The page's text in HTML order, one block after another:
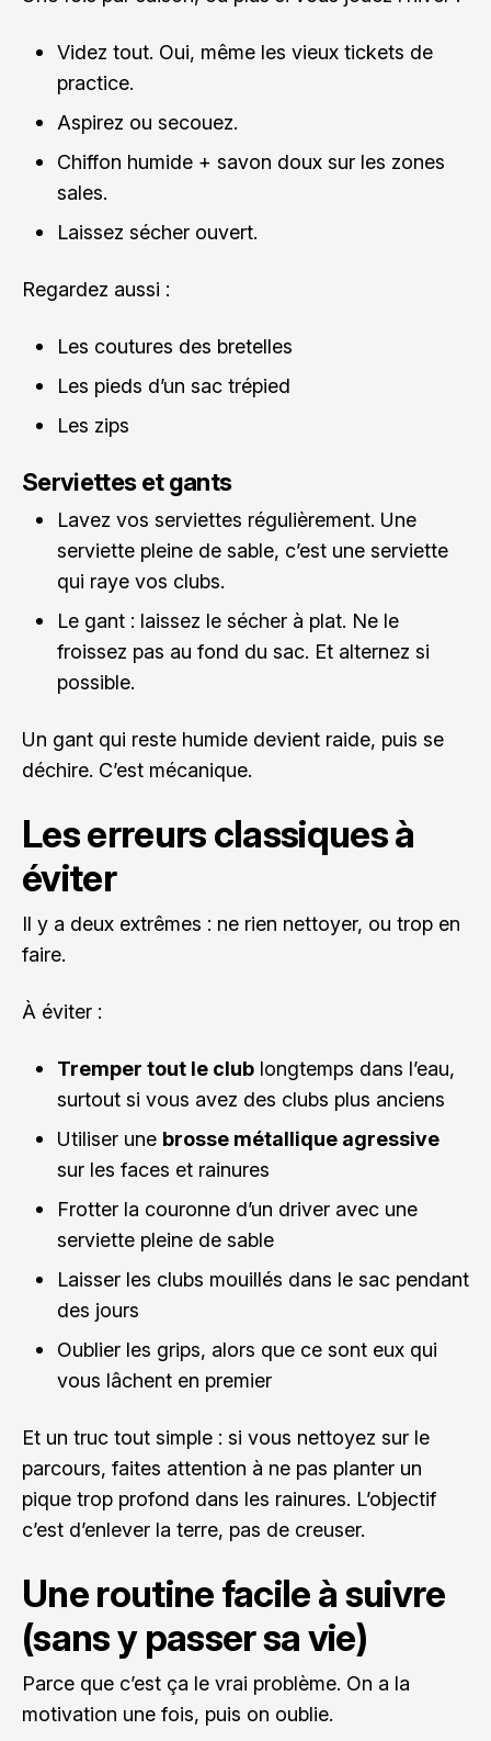
Videz tout. Oui, même les vieux tickets de
practice.
Aspirez ou secouez.
Chiffon humide + savon doux sur les zones
sales.
Laissez sécher ouvert.
Regardez aussi :
Les coutures des bretelles
Les pieds d’un sac trépied
Les zips
Serviettes et gants
Lavez vos serviettes régulièrement. Une
serviette pleine de sable, c’est une serviette
qui raye vos clubs.
Le gant : laissez le sécher à plat. Ne le
froissez pas au fond du sac. Et alternez si
possible.
Un gant qui reste humide devient raide, puis se
déchire. C’est mécanique.
Les erreurs classiques à
éviter
Il y a deux extrêmes : ne rien nettoyer, ou trop en
faire.
À éviter :
Tremper tout le club longtemps dans l’eau,
surtout si vous avez des clubs plus anciens
Utiliser une brosse métallique agressive
sur les faces et rainures
Frotter la couronne d’un driver avec une
serviette pleine de sable
Laisser les clubs mouillés dans le sac pendant
des jours
Oublier les grips, alors que ce sont eux qui
vous lâchent en premier
Et un truc tout simple : si vous nettoyez sur le
parcours, faites attention à ne pas planter un
pique trop profond dans les rainures. L’objectif
c’est d’enlever la terre, pas de creuser.
Une routine facile à suivre
(sans y passer sa vie)
Parce que c’est ça le vrai problème. On a la
motivation une fois, puis on oublie.